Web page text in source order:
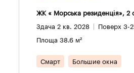
ЖК « Морська резиденція», 2
Здача 2 кв. 2028 Поверх 3-
Площа 38.6 м²
Смарт Большие окна